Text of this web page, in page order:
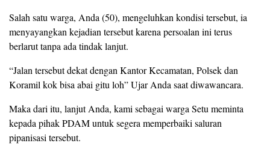
Salah satu warga, Anda (50), mengeluhkan kondisi tersebut, ia
menyayangkan kejadian tersebut karena persoalan ini terus
berlarut tanpa ada tindak lanjut.
“Jalan tersebut dekat dengan Kantor Kecamatan, Polsek dan
Koramil kok bisa abai gitu loh” Ujar Anda saat diwawancara.
Maka dari itu, lanjut Anda, kami sebagai warga Setu meminta
kepada pihak PDAM untuk segera memperbaiki saluran
pipanisasi tersebut.